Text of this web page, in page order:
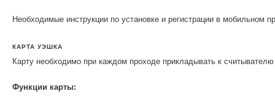
Необходимые инструкции по установке и регистрации в мобильном
КАРТА УЭШКА
Карту необходимо при каждом проходе прикладывать к считывателю
Функции карты: